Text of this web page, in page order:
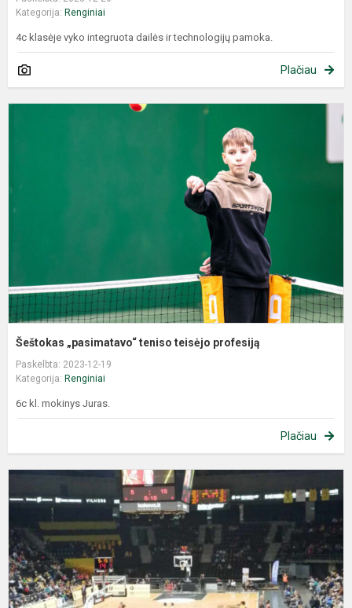
Kategorija: Renginiai
4c klasėje vyko integruota dailės ir technologijų pamoka.
Plačiau
Šeštokas „pasimatavo“ teniso teisėjo profesiją
Paskelbta: 2023-12-19
Kategorija: Renginiai
6c kl. mokinys Juras.
Plačiau